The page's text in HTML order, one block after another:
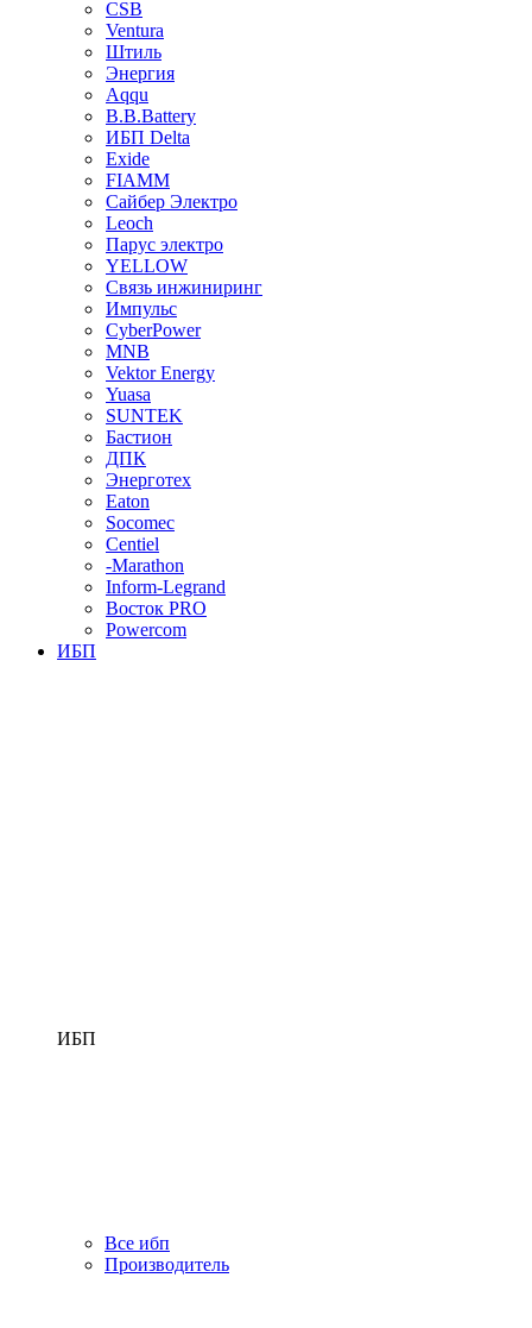
CSB
Ventura
Штиль
Энергия
Aqqu
B.B.Bаttery
ИБП Delta
Exide
FIAMM
Сайбер Электро
Leoch
Парус электро
YELLOW
Связь инжиниринг
Импульс
CyberPower
MNB
Vektor Energy
Yuasa
SUNTEK
Бастион
ДПК
Энерготех
Eaton
Socomec
Centiel
-Marathon
Inform-Legrand
Восток PRO
Powercom
ИБП
ИБП
Все ибп
Производитель